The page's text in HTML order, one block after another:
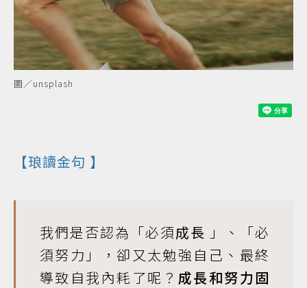
圖／unsplash
【琅讀金句 】
我們是否認為「必須成長 」、「必
須努力」，卻又太勉強自己、最終
導致自我內耗了呢？ 成長和努力固